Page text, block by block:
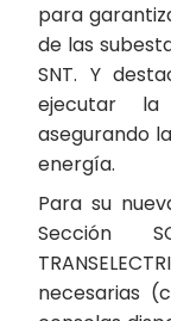
para
de las
SNT. Y
ejecutar
asegurando
energía.
Para su
Sección
necesarias